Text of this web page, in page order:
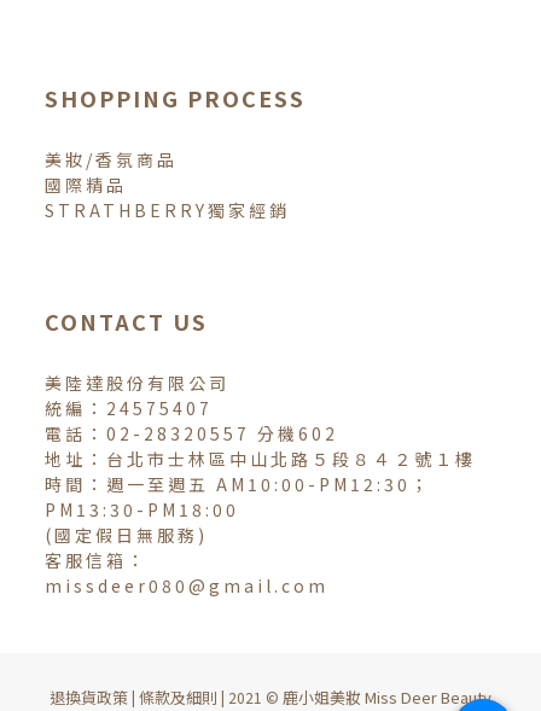
SHOPPING PROCESS
美妝/香氛商品
國際精品
STRATHBERRY獨家經銷
CONTACT US
美陸達股份有限公司
統編：24575407
電話：02-28320557 分機602
地址：台北市士林區中山北路５段８４２號１樓
時間：週一至週五 AM10:00-PM12:30；
PM13:30-PM18:00
(國定假日無服務)
客服信箱：
missdeer080@gmail.com
退換貨政策| 條款及細則 | 2021 © 鹿小姐美妝 Miss Deer Beauty